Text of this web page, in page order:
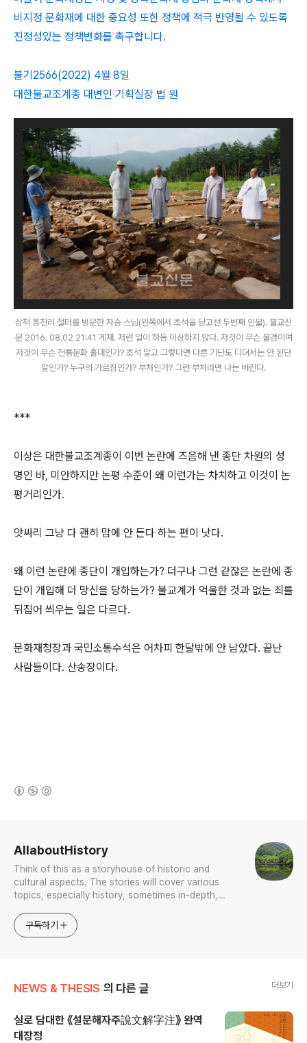
비지정 문화재에 대한 중요성 또한 정책에 적극 반영될 수 있도록
진정성있는 정책변화를 촉구합니다.
불기2566(2022) 4월 8일
대한불교조계종 대변인‧기획실장 법 원
삼척 흥전리 절터를 방문한 자승 스님(왼쪽에서 초석을 딛고선 두번째 인물). 불교신
문 2016. 08.02 21:41 게재. 저런 일이 하등 이상하지 않다. 저것이 무슨 불경이며
저것이 무슨 전통문화 홀대인가? 초석 말고 그렇다면 다른 기단도 디뎌서는 안 된단
말인가? 누구의 가르침인가? 부처인가? 그런 부처라면 나는 버린다.
***
이상은 대한불교조계종이 이번 논란에 즈음해 낸 종단 차원의 성
명인 바, 미안하지만 논평 수준이 왜 이런가는 차치하고 이것이 논
평거리인가.
앗싸리 그냥 다 괜히 맘에 안 든다 하는 편이 낫다.
왜 이런 논란에 종단이 개입하는가? 더구나 그런 같잖은 논란에 종
단이 개입해 더 망신을 당하는가? 불교계가 억울한 것과 없는 죄를
뒤집어 씌우는 일은 다르다.
문화재청장과 국민소통수석은 어차피 한달밖에 안 남았다. 끝난
사람들이다. 산송장이다.
AllaboutHistory
Think of this as a storyhouse of historic and
cultural aspects. The stories will cover various
topics, especially history, sometimes in-depth,
approach will be to resist any common sense or
generalized viewpoint
구독하기
NEWS & THESIS 의 다른 글 더보기
실로 담대한 《설문해자주說文解字注》 완역
대장정